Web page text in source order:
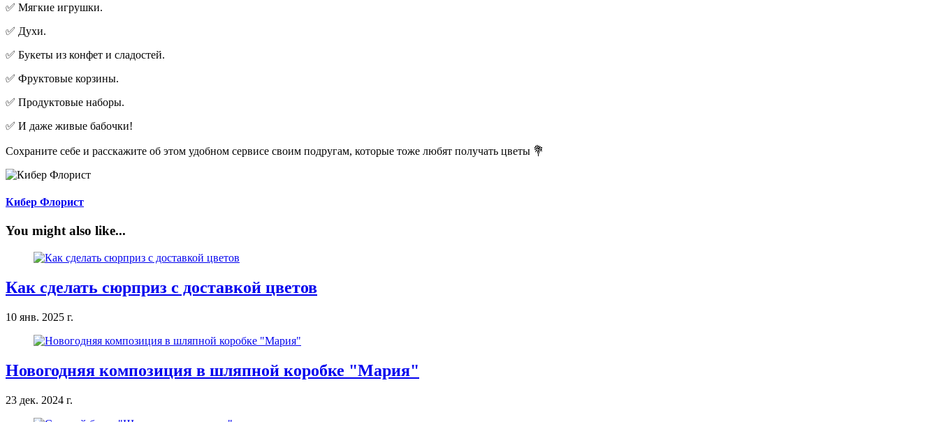
✅ Мягкие игрушки.
✅ Духи.
✅ Букеты из конфет и сладостей.
✅ Фруктовые корзины.
✅ Продуктовые наборы.
✅ И даже живые бабочки!
Сохраните себе и расскажите об этом удобном сервисе своим подругам, которые тоже любят получать цветы 💐
Кибер Флорист
You might also like...
Как сделать сюрприз с доставкой цветов
10 янв. 2025 г.
Новогодняя композиция в шляпной коробке "Мария"
23 дек. 2024 г.